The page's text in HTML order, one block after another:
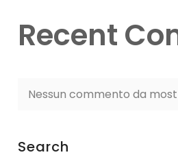
Recent
Nessun commento da
Search